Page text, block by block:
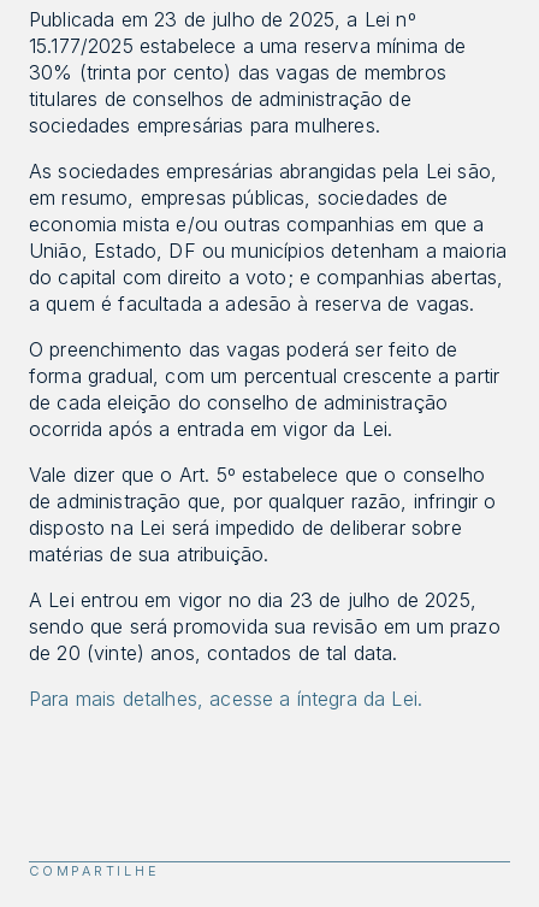
Publicada em 23 de julho de 2025, a Lei nº
15.177/2025 estabelece a uma reserva mínima de
30% (trinta por cento) das vagas de membros
titulares de conselhos de administração de
sociedades empresárias para mulheres.
As sociedades empresárias abrangidas pela Lei são,
em resumo, empresas públicas, sociedades de
economia mista e/ou outras companhias em que a
União, Estado, DF ou municípios detenham a maioria
do capital com direito a voto; e companhias abertas,
a quem é facultada a adesão à reserva de vagas.
O preenchimento das vagas poderá ser feito de
forma gradual, com um percentual crescente a partir
de cada eleição do conselho de administração
ocorrida após a entrada em vigor da Lei.
Vale dizer que o Art. 5º estabelece que o conselho
de administração que, por qualquer razão, infringir o
disposto na Lei será impedido de deliberar sobre
matérias de sua atribuição.
A Lei entrou em vigor no dia 23 de julho de 2025,
sendo que será promovida sua revisão em um prazo
de 20 (vinte) anos, contados de tal data.
Para mais detalhes, acesse a íntegra da Lei.
COMPARTILHE